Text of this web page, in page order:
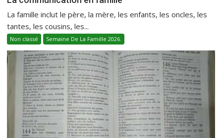
La famille inclut le père, la mère, les enfants, les oncles, les
tantes, les cousins, les...
Non classé Semaine De La Famille 2026.